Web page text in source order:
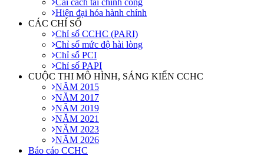
Hiện đại hóa hành chính
CÁC CHỈ SỐ
Chỉ số CCHC (PARI)
Chỉ số mức độ hài lòng
Chỉ số PCI
Chỉ số PAPI
CUỘC THI MÔ HÌNH, SÁNG KIẾN CCHC
NĂM 2015
NĂM 2017
NĂM 2019
NĂM 2021
NĂM 2023
NĂM 2026
Báo cáo CCHC